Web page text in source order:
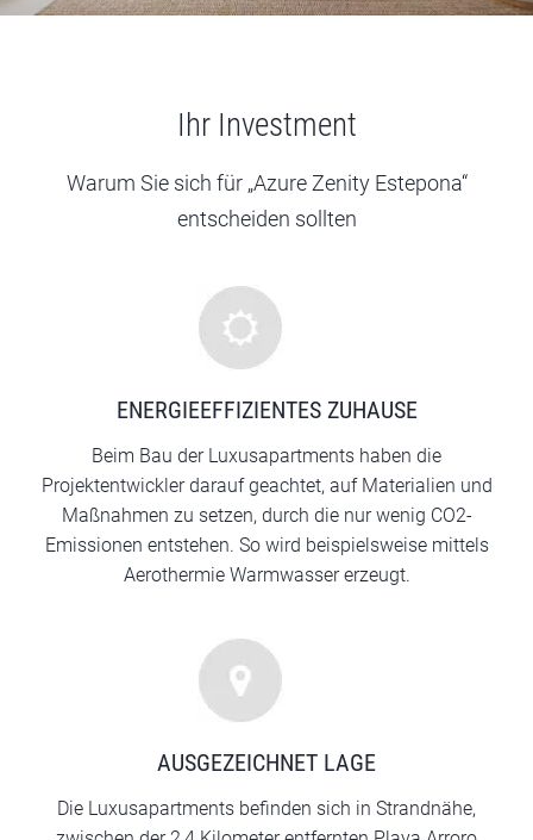
Ihr Investment
Warum Sie sich für „Azure Zenity Estepona“
entscheiden sollten
ENERGIEEFFIZIENTES ZUHAUSE
Beim Bau der Luxusapartments haben die
Projektentwickler darauf geachtet, auf Materialien und
Maßnahmen zu setzen, durch die nur wenig CO2-
Emissionen entstehen. So wird beispielsweise mittels
Aerothermie Warmwasser erzeugt.
AUSGEZEICHNET LAGE
Die Luxusapartments befinden sich in Strandnähe,